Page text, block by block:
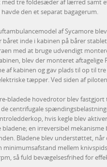
tre foldesæder af lærred samt
den et separat bagagerum.
af Sycamore
inde i kabinen på bårer
med at bruge udvendigt
blev der monteret aftagelige
af kabinen og gav plads til op til
tæpper. Ved siden af
bladede hovedrotor blev
centrifugale
hvis kegle blev
bladene; en irreversibel
Bladene blev understøttet,
minimumsafstand mellem
så fuld bevægelsesfrihed for